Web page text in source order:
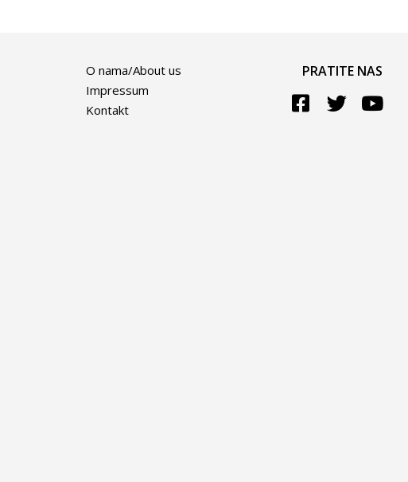
O nama/About us
Impressum
Kontakt
PRATITE NAS